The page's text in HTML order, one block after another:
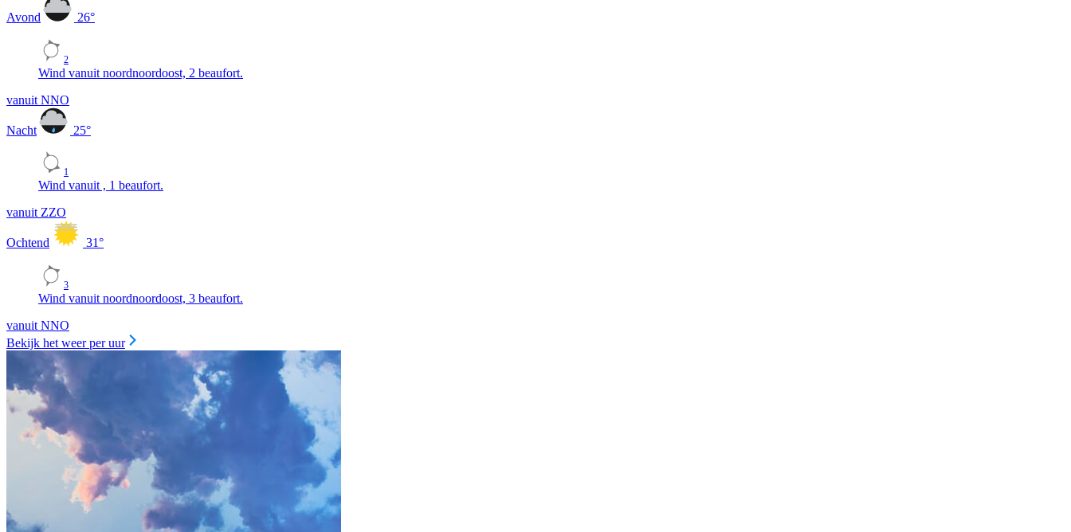
Avond 26°
2
Wind vanuit noordnoordoost, 2 beaufort.
vanuit NNO
Nacht 25°
1
Wind vanuit , 1 beaufort.
vanuit ZZO
Ochtend 31°
3
Wind vanuit noordnoordoost, 3 beaufort.
vanuit NNO
Bekijk het weer per uur